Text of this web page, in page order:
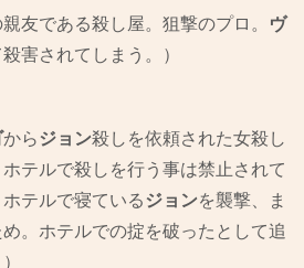
友である殺し屋。狙撃のプロ。
ヴ
害されてしまう。）
からジョン殺しを依頼された女殺し
テルで殺しを行う事は禁止されて
テルで寝ているジョンを襲撃、ま
。ホテルでの掟を破ったとして追